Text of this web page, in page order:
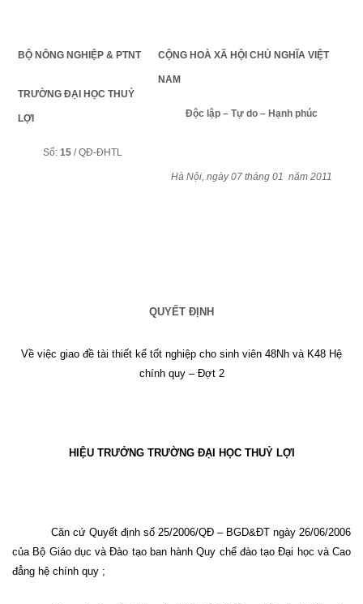
BỘ NÔNG NGHIỆP & PTNT
TRƯỜNG ĐẠI HỌC THUỶ
LỢI
Số: 15/ QĐ-ĐHTL
CỘNG HOÀ XÃ HỘI CHỦ NGHĨA VIỆT
NAM
Độc lập – Tự do – Hạnh phúc
Hà Nội, ngày 07 tháng 01 năm 2011
QUYẾT ĐỊNH
Về việc giao đề tài thiết kế tốt nghiệp cho sinh viên 48Nh và K48 Hệ
chính quy – Đợt 2
HIỆU TRƯỞNG TRƯỜNG ĐẠI HỌC THUỶ LỢI
Căn cứ Quyết định số 25/2006/QĐ – BGD&ĐT ngày 26/06/2006
của Bộ Giáo dục và Đào tạo ban hành Quy chế đào tạo Đại học và Cao
đẳng hệ chính quy ;